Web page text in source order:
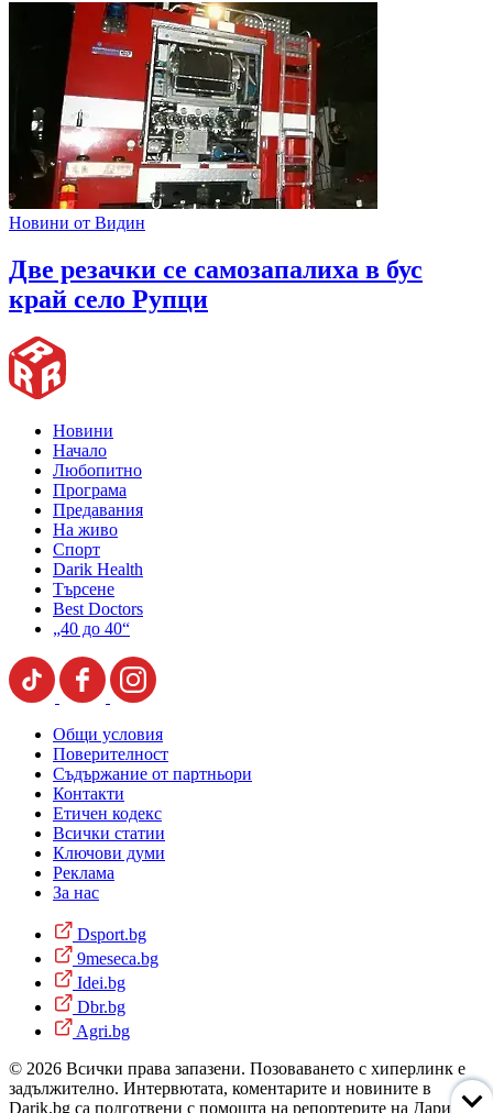
Новини от Видин
Две резачки се самозапалиха в бус
край село Рупци
Новини
Начало
Любопитно
Програма
Предавания
На живо
Спорт
Darik Health
Търсене
Best Doctors
„40 до 40“
Общи условия
Поверителност
Съдържание от партньори
Контакти
Етичен кодекс
Всички статии
Ключови думи
Реклама
За нас
Dsport.bg
9meseca.bg
Idei.bg
Dbr.bg
Agri.bg
© 2026 Всички права запазени. Позоваването с хиперлинк е
задължително. Интервютата, коментарите и новините в
Darik.bg са подготвени с помощта на репортерите на Дарик